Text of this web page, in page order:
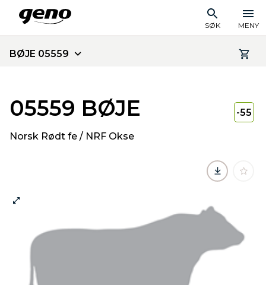
SØK MENY
BØJE 05559
05559 BØJE
Norsk Rødt fe / NRF Okse
-55